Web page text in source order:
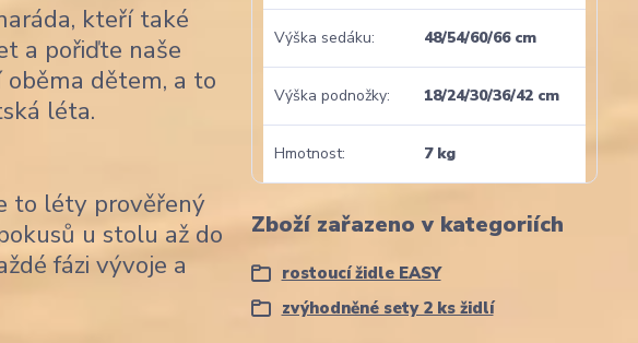
kteří také
a pořiďte naše
dětem, a to
léta.
to léty prověřený
u stolu až do
fázi vývoje a
Výška sedáku 48/54/60/66 cm
Výška podnožky 18/24/30/36/42 cm
Hmotnost 7 kg
Zboží zařazeno v kategoriích
rostoucí židle EASY
zvýhodněné sety 2 ks židlí